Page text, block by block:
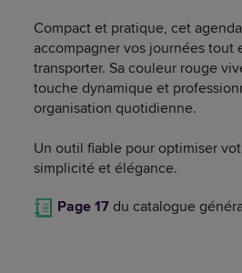
Compact et pratique, cet
accompagner vos journées tout
transporter. Sa couleur rouge
touche dynamique et
organisation quotidienne.
Un outil fiable pour optimiser
simplicité et élégance.
Page 17 du catalogue